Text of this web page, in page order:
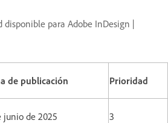
disponible para Adobe InDesign |
de publicación Prioridad
junio de 2025 3